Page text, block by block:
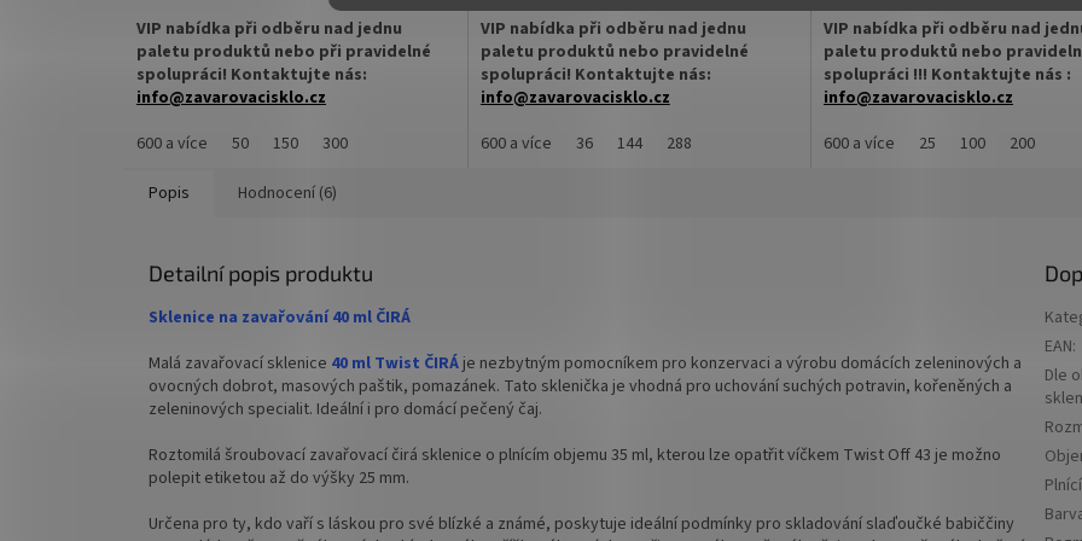
VIP nabídka při odběru nad jednu
paletu produktů nebo při pravidelné
spolupráci! Kontaktujte nás:
info@zavarovacisklo.cz
Zavařovací sklenice 30 ml TO 43 je vhodná
mastmi nebo pestem.
✅ Snadné uzavření pomocí šroubového
uzávěru Twist Off
✅ Různá víčka TO 43 ke sklenici
objednejteZDE
✅ Ideální pro pečený čaj či léčivou mast
ihned k odeslání!
600 a více 50 150 300
VIP nabídka při odběru nad jednu
paletu produktů nebo pravidelné
spolupráci! Kontaktujte nás:
info@zavarovacisklo.cz
Zavařovací sklenice 65 ml s uzávěrem Twist
✅ Různá víčka TO 43 ke sklenici
objednejte
✅ Ideální pro pečený čaj nebo ořechová
✅ Paletu za výhodnější cenu
600 a více 36 144 288
VIP nabídka při odběru nad
paletu produktů nebo
spolupráci !!! Kontaktujte nás :
info@zavarovacisklo.cz
Zavařovací sklenice 85 ml Twist Off
✅ Twist Off šroubový uzávěr
✅ Různá víčka TO 43 ke sklenici
objednejte ZDE
✅ Jako dělaná pro paštiky, džem,
másla
✅ Sklenice skladem a ihned k
600 a více 25 100 200
Popis Hodnocení (6)
Detailní popis produktu
Sklenice na zavařování 40 ml ČIRÁ
Malá zavařovací sklenice 40 ml Twist ČIRÁ je nezbytným pomocníkem pro konzervaci a výrobu domácích zeleninových a
ovocných dobrot, masových paštik, pomazánek. Tato sklenička je vhodná pro uchování suchých potravin, kořeněných a
zeleninových specialit. Ideální i pro domácí pečený čaj.
Roztomilá šroubovací zavařovací čirá sklenice o plnícím objemu 35 ml, kterou lze opatřit víčkem Twist Off 43 je možno
polepit etiketou až do výšky 25 mm.
Určena pro ty, kdo vaří s láskou pro své blízké a známé, poskytuje ideální podmínky pro skladování slaďoučké babiččiny
EAN:
Dle